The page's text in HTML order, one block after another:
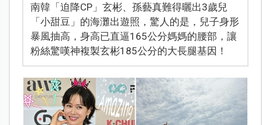
南韓「迫降CP」玄彬、孫藝真難得曬出3歲兒
「小甜豆」的海灘出遊照，驚人的是，兒子身形
暴風抽高，身高已直逼165公分媽媽的腰部，讓
粉絲驚嘆神複製玄彬185公分的大長腿基因！